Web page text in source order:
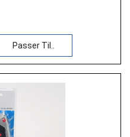
Passer Til..